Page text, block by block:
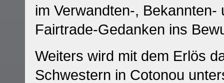
im Verwandten-,
Fairtrade-Gedanken ins
Weiters wird mit dem Erlös
Schwestern in Cotonou